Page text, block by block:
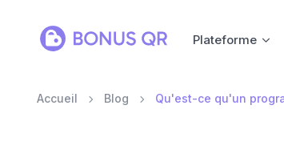
Plateforme
Accueil Blog Qu'est-ce qu'un